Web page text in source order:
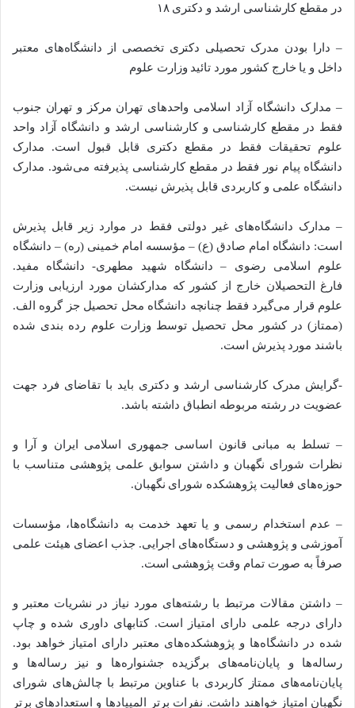
در مقطع کارشناسی ارشد و دکتری ۱۸
– دارا بودن مدرک تحصیلی دکتری تخصصی از دانشگاه‌های معتبر
داخل و یا خارج کشور مورد تائید وزارت علوم
– مدارک دانشگاه آزاد اسلامی واحدهای تهران مرکز و تهران جنوب
فقط در مقطع کارشناسی و کارشناسی ارشد و دانشگاه آزاد واحد
علوم تحقیقات فقط در مقطع دکتری قابل قبول است. مدارک
دانشگاه پیام نور فقط در مقطع کارشناسی پذیرفته می‌شود. مدارک
دانشگاه علمی و کاربردی قابل پذیرش نیست.
– مدارک دانشگاه‌های غیر دولتی فقط در موارد زیر قابل پذیرش
است: دانشگاه امام صادق (ع) – مؤسسه امام خمینی (ره) – دانشگاه
علوم اسلامی رضوی – دانشگاه شهید مطهری- دانشگاه مفید.
فارغ التحصیلان خارج از کشور که مدارکشان مورد ارزیابی وزارت
علوم قرار می‌گیرد فقط چنانچه دانشگاه محل تحصیل جز گروه الف.
(ممتاز) در کشور محل تحصیل توسط وزارت علوم رده بندی شده
باشند مورد پذیرش است.
-گرایش مدرک کارشناسی ارشد و دکتری باید با تقاضای فرد جهت
عضویت در رشته مربوطه انطباق داشته باشد.
– تسلط به مبانی قانون اساسی جمهوری اسلامی ایران و آرا و
نظرات شورای نگهبان و داشتن سوابق علمی پژوهشی متناسب با
حوزه‌های فعالیت پژوهشکده شورای نگهبان.
– عدم استخدام رسمی و یا تعهد خدمت به دانشگاه‌ها، مؤسسات
آموزشی و پژوهشی و دستگاه‌های اجرایی. جذب اعضای هیئت علمی
صرفاً به صورت تمام وقت پژوهشی است.
– داشتن مقالات مرتبط با رشته‌های مورد نیاز در نشریات معتبر و
دارای درجه علمی دارای امتیاز است. کتابهای داوری شده و چاپ
شده در دانشگاه‌ها و پژوهشکده‌های معتبر دارای امتیاز خواهد بود.
رساله‌ها و پایان‌نامه‌های برگزیده جشنواره‌ها و نیز رساله‌ها و
پایان‌نامه‌های ممتاز کاربردی با عناوین مرتبط با چالش‌های شورای
نگهبان امتیاز خواهند داشت. نفرات برتر المپیادها و استعدادهای برتر